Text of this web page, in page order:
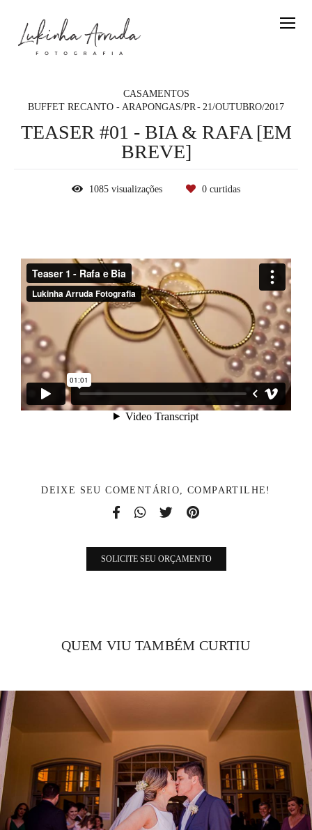
CASAMENTOS
BUFFET RECANTO - ARAPONGAS/PR
21/OUTUBRO/2017
TEASER #01 - BIA & RAFA [EM
BREVE]
1085 visualizações 0 curtidas
DEIXE SEU COMENTÁRIO, COMPARTILHE!
SOLICITE SEU ORÇAMENTO
QUEM VIU TAMBÉM CURTIU